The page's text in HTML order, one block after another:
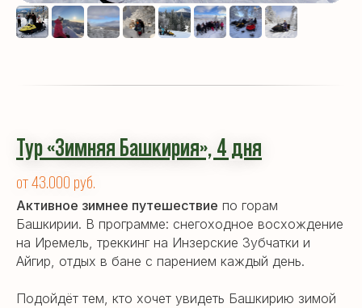
Тур «Зимняя Башкирия», 4 дня
от 43.000 руб.
Активное зимнее путешествие по горам
Башкирии. В программе: снегоходное восхождение
на Иремель, треккинг на Инзерские Зубчатки и
Айгир, отдых в бане с парением каждый день.
Подойдёт тем, кто хочет увидеть Башкирию зимой